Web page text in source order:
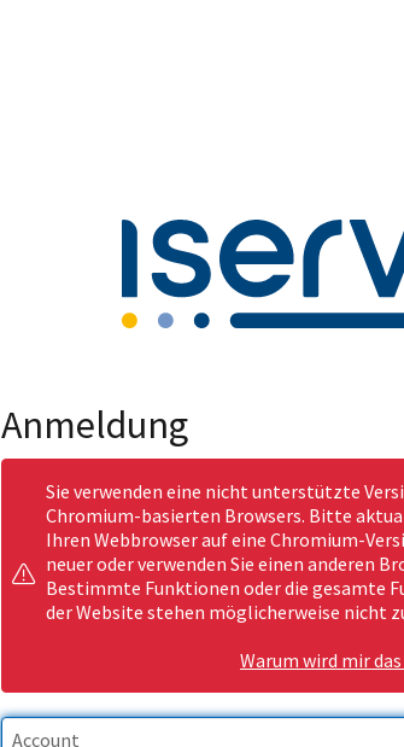
Anmeldung
Sie verwenden eine nicht unterstützte
Chromium-basierten Browsers. Bitte
Ihren Webbrowser auf eine Chromium-
neuer oder verwenden Sie einen anderen
Bestimmte Funktionen oder die gesamte
der Website stehen möglicherweise nicht
Warum wird mir